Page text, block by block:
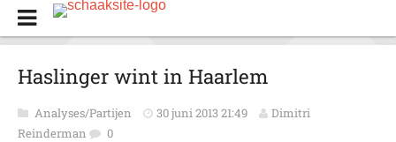
Haslinger wint in Haarlem
Analyses/Partijen 30 juni 2013 21:49
Dimitri
Reinderman
0